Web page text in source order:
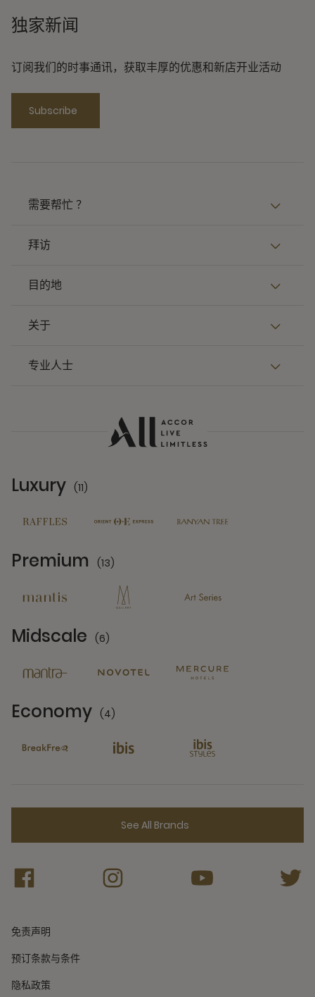
独家新闻
订阅我们的时事通讯，获取丰厚的优惠和新店开业活动
Subscribe
需要帮忙 ？
拜访
目的地
关于
专业人士
Luxury (11)
Premium (13)
Midscale (6)
Economy (4)
See All Brands
免责声明
预订条款与条件
隐私政策